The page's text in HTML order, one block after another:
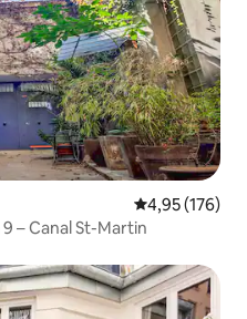
4,95 de uma
4,95 (176)
– Canal St-Martin
hóspedes